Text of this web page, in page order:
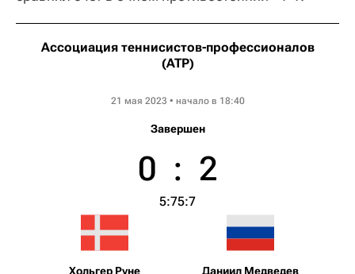
Ассоциация теннисистов-профессионалов
(ATP)
21 мая 2023 • начало в 18:40
Завершен
Хольгер Руне
0 : 2
5:75:7
Даниил Медведев